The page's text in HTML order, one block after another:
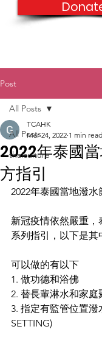
Post
All Posts
thaiculture
All Posts
2022年泰國
方指引
TCAHK
Mar 24, 2022 1 min read
2022年泰國當地潑水
新冠疫情依然嚴重，
系列指引，以下是其
可以做的有以下
1. 做功德和浴佛
2. 替長輩淋水和家庭
3. 指定有監管位置潑
SETTING)